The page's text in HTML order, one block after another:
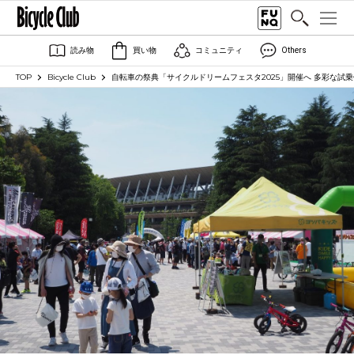
読み物 買い物 コミュニティ Others
TOP Bicycle Club 自転車の祭典「サイクルドリームフェスタ2025」開催へ 多彩な試